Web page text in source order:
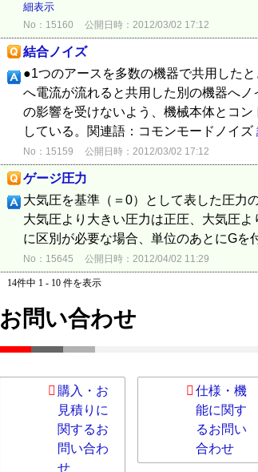
細表示
No：15160 公開日時：2012/03/02 17:12
結合ノイズ
●1つのアースを多数の機器で共用した
へ電流が流れると共用した別の機器へ
の影響を受けないよう、機械本体とコ
している。関連語：コモンモードノイズ
No：15159 公開日時：2012/03/02 17:12
ゲージ圧力
大気圧を基準（＝0）として表した圧力
大気圧より大きい圧力は正圧、大気圧
に区別が必要な場合、単位のあとにGを
No：15645 公開日時：2012/04/02 11:29
14件中 1 - 10 件を表示
お問い合わせ
購入・お
見積りに
関するお
問い合わ
せ
仕様・機
能に関す
るお問い
合わせ